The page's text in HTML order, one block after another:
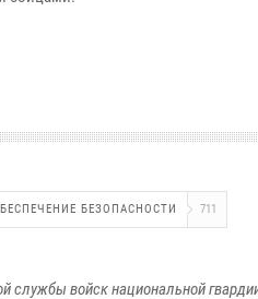
БЕЗОПАСНОСТИ 711
службы войск национальной